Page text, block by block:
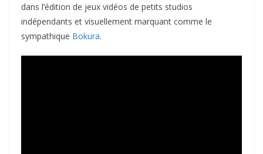
dans l’édition de jeux vidéos de petits studios
indépendants et visuellement marquant comme le
sympathique Bokura.